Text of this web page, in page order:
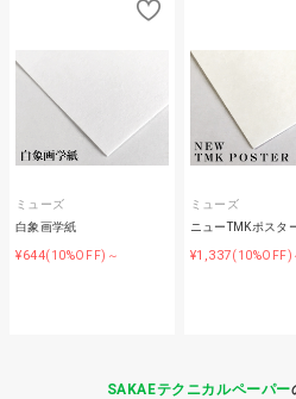
ミューズ
白象画学紙
¥644(10%OFF)～
ミューズ
ニューTMKポスタ
¥1,337(10%OFF)
SAKAEテクニカルペーパー